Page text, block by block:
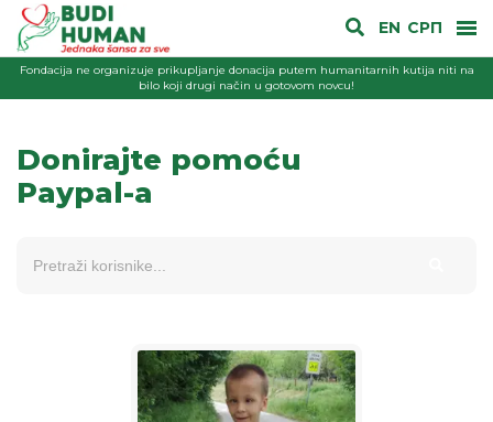
EN СРП
Fondacija ne organizuje prikupljanje donacija putem humanitarnih kutija niti na
bilo koji drugi način u gotovom novcu!
Donirajte pomoću
Paypal-a